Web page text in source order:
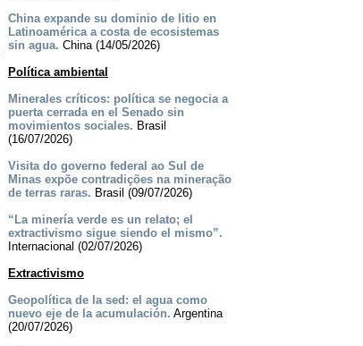
China expande su dominio de litio en
Latinoamérica a costa de ecosistemas
sin agua. China (14/05/2026)
Política ambiental
Minerales críticos: política se negocia a
puerta cerrada en el Senado sin
movimientos sociales. Brasil
(16/07/2026)
Visita do governo federal ao Sul de
Minas expõe contradições na mineração
de terras raras. Brasil (09/07/2026)
“La minería verde es un relato; el
extractivismo sigue siendo el mismo”.
Internacional (02/07/2026)
Extractivismo
Geopolítica de la sed: el agua como
nuevo eje de la acumulación. Argentina
(20/07/2026)